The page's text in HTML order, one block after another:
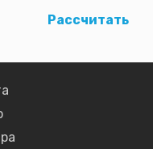
Рассчитать